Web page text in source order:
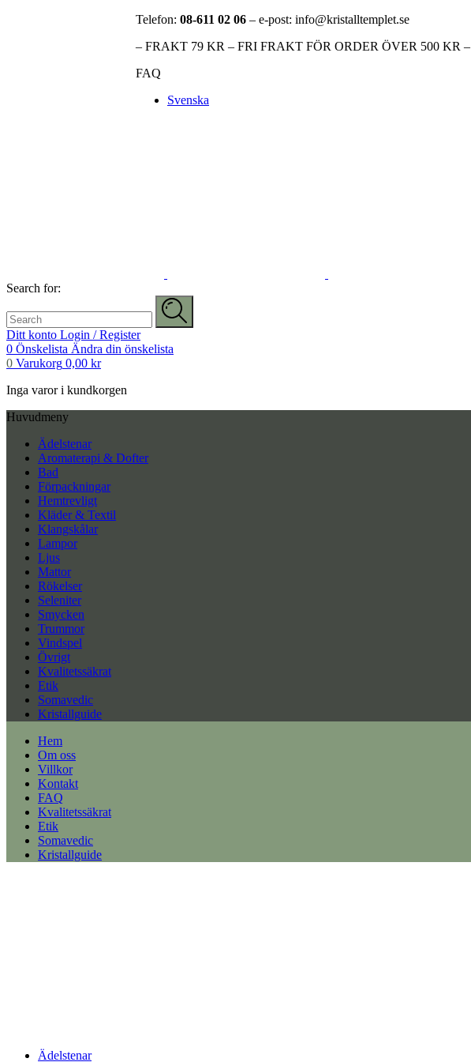
Telefon: 08-611 02 06 – e-post: info@kristalltemplet.se
– FRAKT 79 KR – FRI FRAKT FÖR ORDER ÖVER 500 KR –
FAQ
Svenska
Search for:
Ditt konto Login / Register
0 Önskelista Ändra din önskelista
0 Varukorg 0,00 kr
Inga varor i kundkorgen
Huvudmeny
Ädelstenar
Aromaterapi & Dofter
Bad
Förpackningar
Hemtrevligt
Kläder & Textil
Klangskålar
Lampor
Ljus
Mattor
Rökelser
Seleniter
Smycken
Trummor
Vindspel
Övrigt
Kvalitetssäkrat
Etik
Somavedic
Kristallguide
Hem
Om oss
Villkor
Kontakt
FAQ
Kvalitetssäkrat
Etik
Somavedic
Kristallguide
Ädelstenar